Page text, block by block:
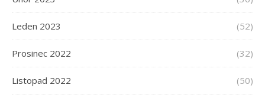
Leden 2023 (52)
Prosinec 2022 (32)
Listopad 2022 (50)